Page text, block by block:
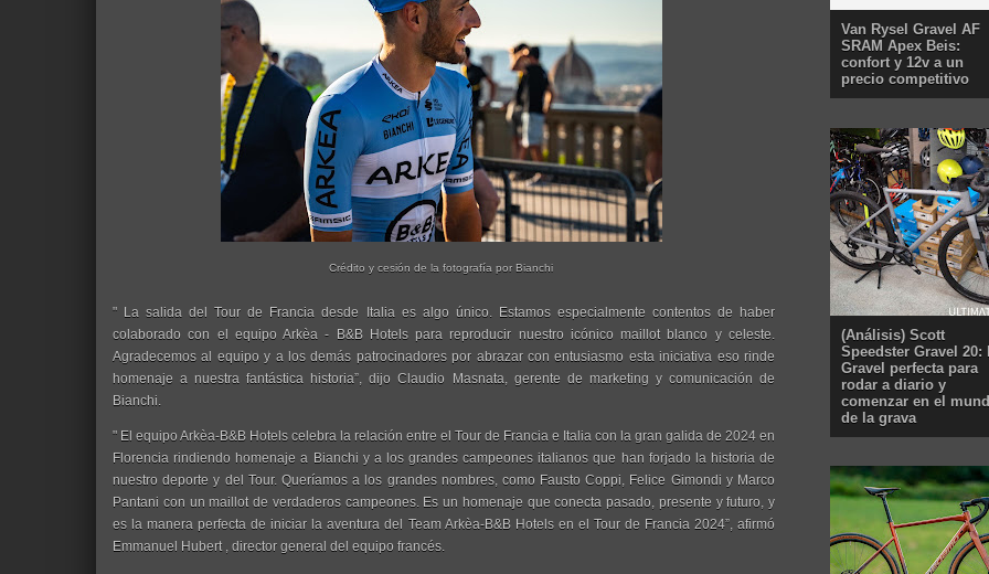
Crédito y cesión de la fotografía por Bianchi
" La salida del Tour de Francia desde Italia es algo único. Estamos especialmente contentos de haber
colaborado con el equipo Arkèa - B&B Hotels para reproducir nuestro icónico maillot blanco y celeste.
Agradecemos al equipo y a los demás patrocinadores por abrazar con entusiasmo esta iniciativa eso rinde
homenaje a nuestra fantástica historia”, dijo Claudio Masnata, gerente de marketing y comunicación de
Bianchi.
" El equipo Arkèa-B&B Hotels celebra la relación entre el Tour de Francia e Italia con la gran galida de 2024 en
Florencia rindiendo homenaje a Bianchi y a los grandes campeones italianos que han forjado la historia de
nuestro deporte y del Tour. Queríamos a los grandes nombres, como Fausto Coppi, Felice Gimondi y Marco
Pantani con un maillot de verdaderos campeones. Es un homenaje que conecta pasado, presente y futuro, y
es la manera perfecta de iniciar la aventura del Team Arkèa-B&B Hotels en el Tour de Francia 2024”, afirmó
Emmanuel Hubert , director general del equipo francés.
Van Rysel Gravel AF
SRAM Apex Beis:
confort y 12v a un
precio competitivo
(Análisis) Scott
Speedster Gravel 20:
Gravel perfecta para
rodar a diario y
comenzar en el
de la grava